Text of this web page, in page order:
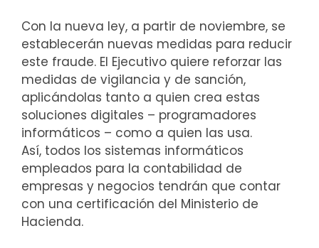
Con la nueva ley, a partir de noviembre, se
establecerán nuevas medidas para reducir
este fraude. El Ejecutivo quiere reforzar las
medidas de vigilancia y de sanción,
aplicándolas tanto a quien crea estas
soluciones digitales – programadores
informáticos – como a quien las usa.
Así, todos los sistemas informáticos
empleados para la contabilidad de
empresas y negocios tendrán que contar
con una certificación del Ministerio de
Hacienda.